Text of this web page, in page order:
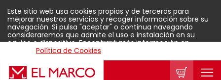
Este sitio web usa cookies propias y de terceros para
mejorar nuestros servicios y recoger información sobre su
navegación. Si pulsa "aceptar" o continua navegando
consideraremos que admite el uso e instalación en su
equipo o dispositivo. Encontrará más información en
Política de Cookies
Aceptar